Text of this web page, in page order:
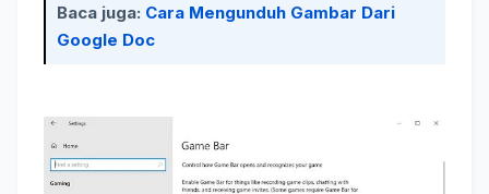
Baca juga: Cara Mengunduh Gambar Dari
Google Doc